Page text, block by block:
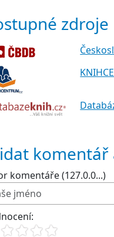
zdroje
komentář
komentáře (127.0.0...)